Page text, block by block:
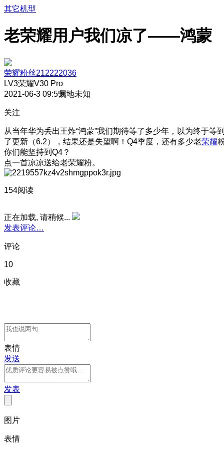
其它机型
老荣耀用户我们凉了——鸿蒙
荣耀粉丝212222036
LV3荣耀V30 Pro
2021-06-3 09:55属地未知
关注
从当年华为丢出王炸“鸿蒙”我们期待等了多少年，以为终于等
了更新（6.2），结果还是失望啊！Q4季度，还有多少老荣耀
你们能坚持到Q4？
点一首凉凉送给老荣耀粉。
154阅读
正在加载, 请稍候...
发表评论…
评论
10
收藏
表情
发送
发表
图片
表情